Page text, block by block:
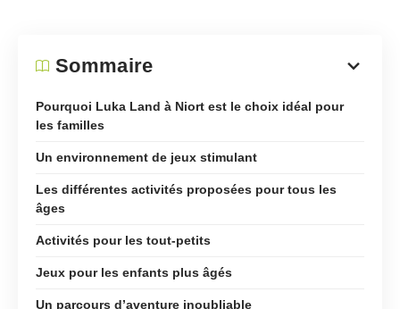
Sommaire
Pourquoi Luka Land à Niort est le choix idéal pour
les familles
Un environnement de jeux stimulant
Les différentes activités proposées pour tous les
âges
Activités pour les tout-petits
Jeux pour les enfants plus âgés
Un parcours d’aventure inoubliable